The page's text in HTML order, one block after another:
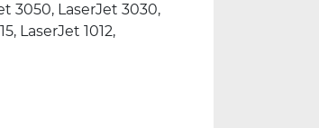
3050, LaserJet 3030,
LaserJet 1012,